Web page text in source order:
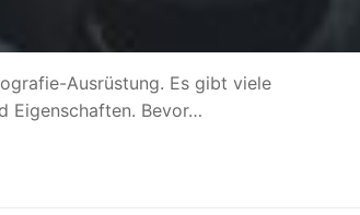
Ausrüstung. Es gibt viele
Eigenschaften. Bevor…